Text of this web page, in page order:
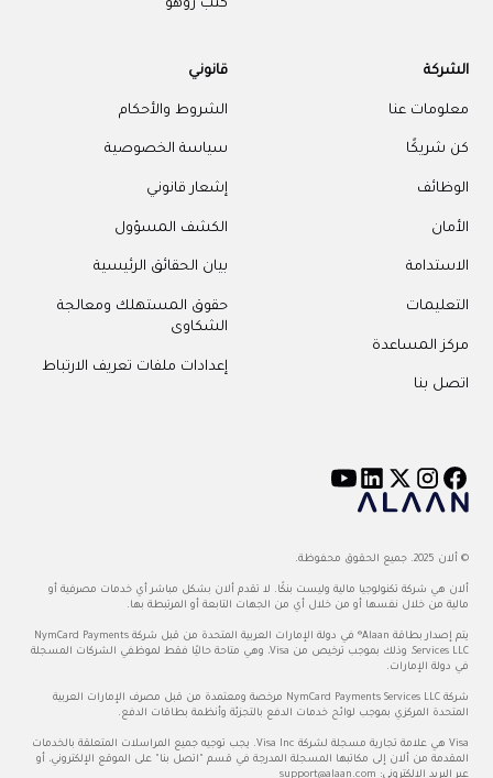
كتب زوهو
الشركة
معلومات عنا
كن شريكًا
الوظائف
الأمان
الاستدامة
التعليمات
مركز المساعدة
اتصل بنا
قانوني
الشروط والأحكام
سياسة الخصوصية
إشعار قانوني
الكشف المسؤول
بيان الحقائق الرئيسية
حقوق المستهلك ومعالجة
الشكاوى
إعدادات ملفات تعريف الارتباط
© ألان 2025. جميع الحقوق محفوظة.
ألان هي شركة تكنولوجيا مالية وليست بنكًا. لا تقدم ألان بشكل مباشر أي خدمات مصرفية أو
مالية من خلال نفسها أو من خلال أي من الجهات التابعة أو المرتبطة بها.
يتم إصدار بطاقة Alaan® في دولة الإمارات العربية المتحدة من قبل شركة NymCard Payments
Services LLC، وذلك بموجب ترخيص من Visa، وهي متاحة حاليًا فقط لموظفي الشركات المسجلة
في دولة الإمارات.
شركة NymCard Payments Services LLC مرخصة ومعتمدة من قبل مصرف الإمارات العربية
المتحدة المركزي بموجب لوائح خدمات الدفع بالتجزئة وأنظمة بطاقات الدفع.
Visa هي علامة تجارية مسجلة لشركة Visa Inc. يجب توجيه جميع المراسلات المتعلقة بالخدمات
المقدمة من ألان إلى مكاتبها المسجلة المدرجة في قسم "اتصل بنا" على الموقع الإلكتروني، أو
عبر البريد الإلكتروني: support@alaan.com